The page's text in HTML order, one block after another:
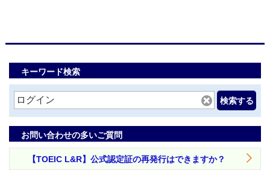
キーワード検索
検索する
お問い合わせの多いご質問
【TOEIC L&R】公式認定証の再発行はできますか？